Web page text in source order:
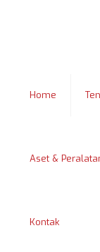
Home
Aset &
Kontak